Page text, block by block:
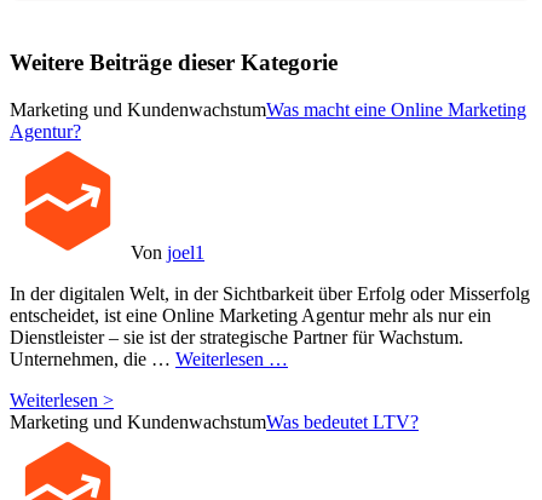
Weitere Beiträge dieser Kategorie
Marketing und KundenwachstumWas macht eine Online Marketing
Agentur?
Von joel1
In der digitalen Welt, in der Sichtbarkeit über Erfolg oder Misserfolg
entscheidet, ist eine Online Marketing Agentur mehr als nur ein
Dienstleister – sie ist der strategische Partner für Wachstum.
Unternehmen, die … Weiterlesen …
Weiterlesen >
Marketing und KundenwachstumWas bedeutet LTV?